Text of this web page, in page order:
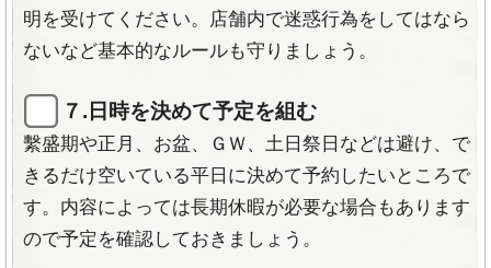
明を受けてください。店舗内で迷惑行為をしてはなら
ないなど基本的なルールも守りましょう。
７.日時を決めて予定を組む
繫盛期や正月、お盆、ＧＷ、土日祭日などは避け、で
きるだけ空いている平日に決めて予約したいところで
す。内容によっては長期休暇が必要な場合もあります
ので予定を確認しておきましょう。